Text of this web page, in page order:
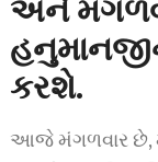
અને
કરશે.
આજે મંગળવાર છે,